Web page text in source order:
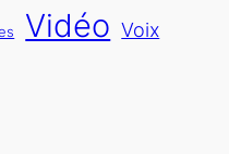
Vidéo Voix